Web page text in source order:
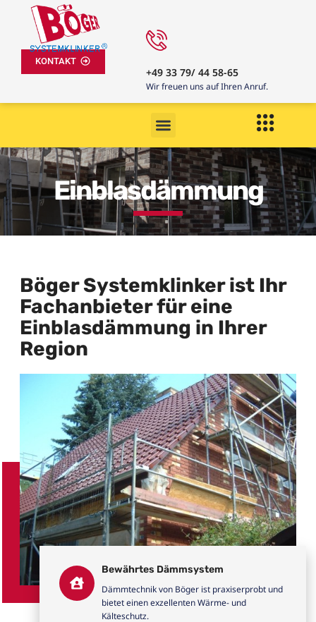
KONTAKT
+49 33 79/ 44 58-65
Wir freuen uns auf Ihren Anruf.
Einblasdämmung
Böger Systemklinker ist Ihr
Fachanbieter für eine
Einblasdämmung in Ihrer
Region
Bewährtes Dämmsystem
Dämmtechnik von Böger ist praxiserprobt und
bietet einen exzellenten Wärme- und
Kälteschutz.